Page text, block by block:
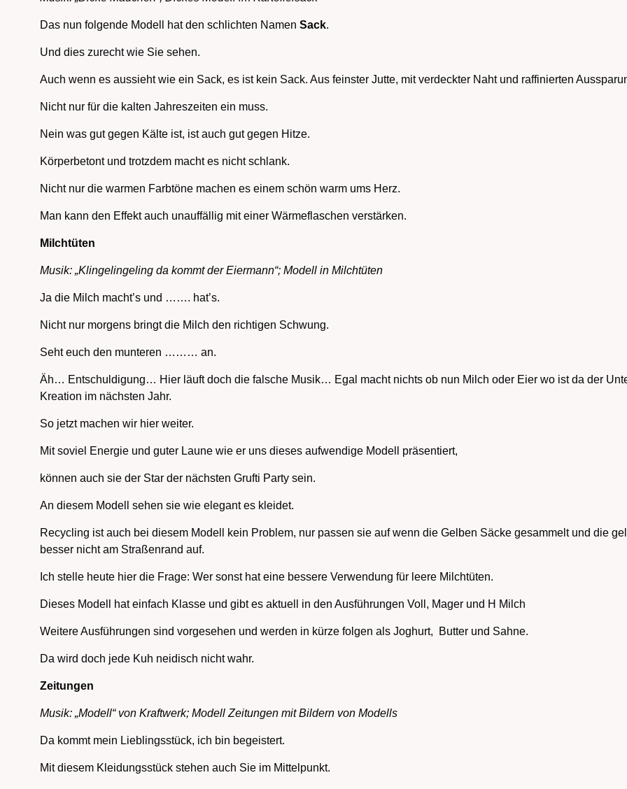
Das nun folgende Modell hat den schlichten Namen Sack.
Und dies zurecht wie Sie sehen.
Auch wenn es aussieht wie ein Sack, es ist kein Sack. Aus feinster Jutte, mit verdeckter Naht und raffinierten
Nicht nur für die kalten Jahreszeiten ein muss.
Nein was gut gegen Kälte ist, ist auch gut gegen Hitze.
Körperbetont und trotzdem macht es nicht schlank.
Nicht nur die warmen Farbtöne machen es einem schön warm ums Herz.
Man kann den Effekt auch unauffällig mit einer Wärmeflaschen verstärken.
Milchtüten
Musik: „Klingelingeling da kommt der Eiermann“; Modell in Milchtüten
Ja die Milch macht’s und ……. hat’s.
Nicht nur morgens bringt die Milch den richtigen Schwung.
Seht euch den munteren ……… an.
Äh… Entschuldigung… Hier läuft doch die falsche Musik… Egal macht nichts ob nun Milch oder Eier wo ist da der
Kreation im nächsten Jahr.
So jetzt machen wir hier weiter.
Mit soviel Energie und guter Laune wie er uns dieses aufwendige Modell präsentiert,
können auch sie der Star der nächsten Grufti Party sein.
An diesem Modell sehen sie wie elegant es kleidet.
Recycling ist auch bei diesem Modell kein Problem, nur passen sie auf wenn die Gelben Säcke gesammelt und die
besser nicht am Straßenrand auf.
Ich stelle heute hier die Frage: Wer sonst hat eine bessere Verwendung für leere Milchtüten.
Dieses Modell hat einfach Klasse und gibt es aktuell in den Ausführungen Voll, Mager und H Milch
Weitere Ausführungen sind vorgesehen und werden in kürze folgen als Joghurt, Butter und Sahne.
Da wird doch jede Kuh neidisch nicht wahr.
Zeitungen
Musik: „Modell“ von Kraftwerk; Modell Zeitungen mit Bildern von Modells
Da kommt mein Lieblingsstück, ich bin begeistert.
Mit diesem Kleidungsstück stehen auch Sie im Mittelpunkt.